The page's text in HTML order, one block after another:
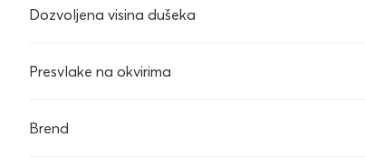
Dozvoljena visina dušeka
Presvlake na okvirima
Brend